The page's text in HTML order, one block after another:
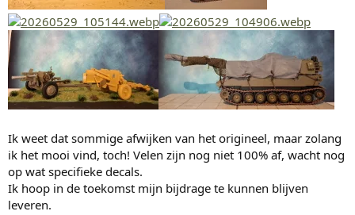
Ik weet dat sommige afwijken van het origineel, maar zolang
ik het mooi vind, toch! Velen zijn nog niet 100% af, wacht nog
op wat specifieke decals.
Ik hoop in de toekomst mijn bijdrage te kunnen blijven
leveren.